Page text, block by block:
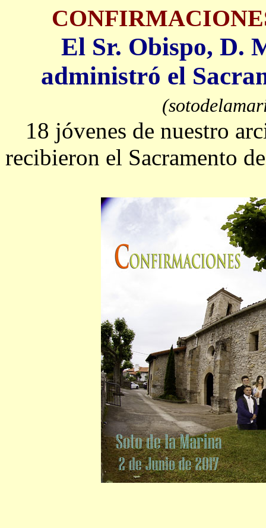
El Sr. Obispo, D.
administró el
18 jóvenes de nuestro
recibieron el Sacramento